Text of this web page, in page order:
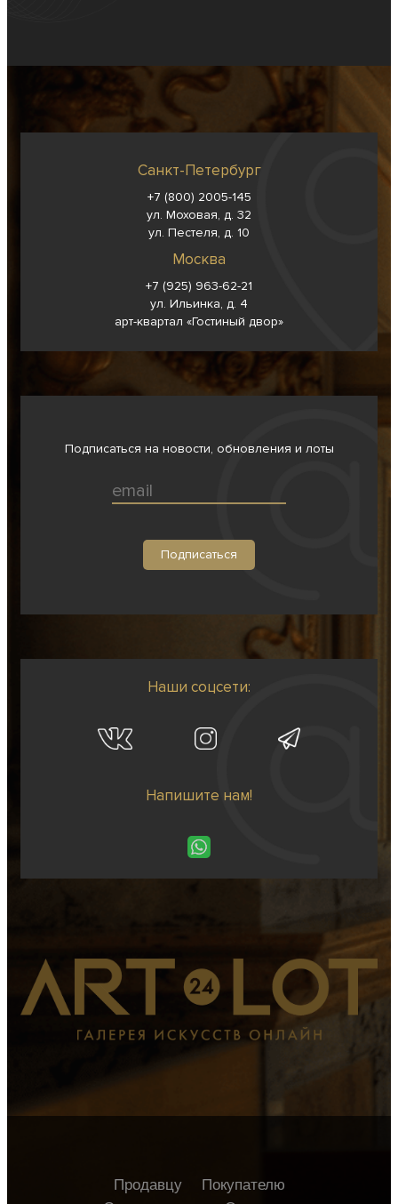
Санкт-Петербург
+7 (800) 2005-145
ул. Моховая, д. 32
ул. Пестеля, д. 10
Москва
+7 (925) 963-62-21
ул. Ильинка, д. 4
арт-квартал «Гостиный двор»
Подписаться на новости, обновления и лоты
Наши соцсети:
Напишите нам!
Продавцу
Покупателю